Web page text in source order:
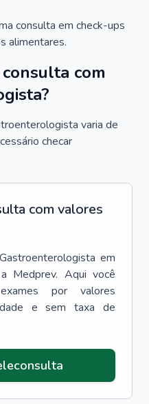
consulta em check-ups
alimentares.
com
varia de
checar
com valores
Gastroenterologista em
Medprev. Aqui você
por valores
e sem taxa de